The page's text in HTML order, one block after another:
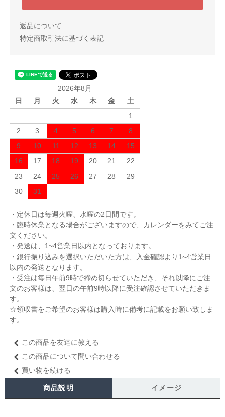
返品について
特定商取引法に基づく表記
2026年8月
日
月 火 水 木 金
土
1
2
3 4 5 6 7
8
9
10 11 12 13 14
15
16
17 18 19 20 21
22
23
24 25 26 27 28
29
30
31
・定休日は毎週火曜、水曜の2日間です。
・臨時休業となる場合がございますので、カレンダーをみてご注
文ください。
・発送は、1~4営業日以内となっております。
・銀行振り込みを選択いただいた方は、入金確認より1~4営業日
以内の発送となります。
・受注は毎日午前9時で締め切らせていただき、それ以降にご注
文のお客様は、翌日の午前9時以降に受注確認させていただきま
す。
☆領収書をご希望のお客様は購入時に備考に記載をお願い致しま
す。
この商品を友達に教える
この商品について問い合わせる
買い物を続ける
商品説明 イメージ